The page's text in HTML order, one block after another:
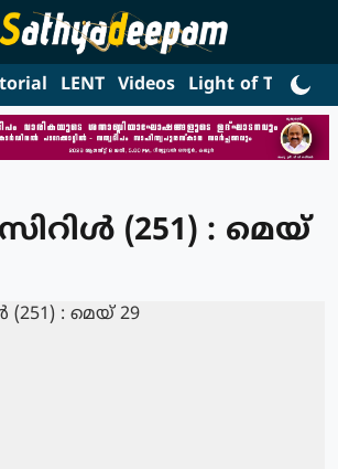
LENT Videos Light of Truth
(251) : മെയ്